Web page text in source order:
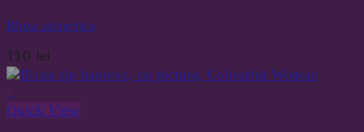
Bluza asimetrica
110 lei
Quick View